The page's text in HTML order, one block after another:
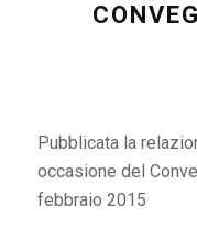
Pubblicata la
occasione del
febbraio 2015